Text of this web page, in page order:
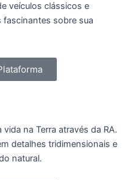
veículos clássicos e
sobre sua
na Terra através da RA.
detalhes tridimensionais e
natural.